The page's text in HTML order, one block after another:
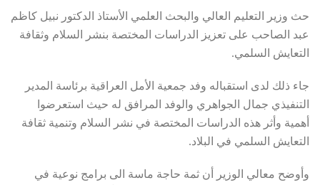
حث وزير التعليم العالي والبحث العلمي الأستاذ الدكتور نبيل كاظم
عبد الصاحب على تعزيز الدراسات المختصة بنشر السلام وثقافة
التعايش السلمي.
جاء ذلك لدى استقباله وفد جمعية الأمل العراقية برئاسة المدير
التنفيذي جمال الجواهري والوفد المرافق له حيث استعرضوا
أهمية وأثر هذه الدراسات المختصة في نشر السلام وتنمية ثقافة
التعايش السلمي في البلاد.
وأوضح معالي الوزير أن ثمة حاجة ماسة الى برامج نوعية في